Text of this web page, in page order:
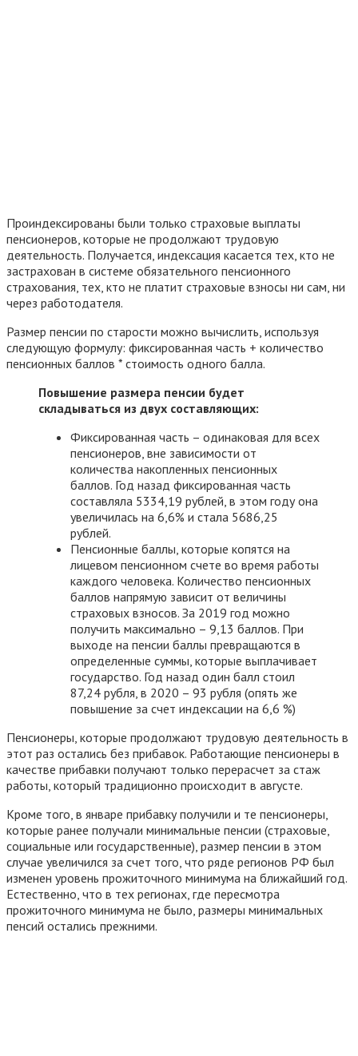
Проиндексированы были только страховые выплаты
пенсионеров, которые не продолжают трудовую
деятельность. Получается, индексация касается тех, кто не
застрахован в системе обязательного пенсионного
страхования, тех, кто не платит страховые взносы ни сам, ни
через работодателя.
Размер пенсии по старости можно вычислить, используя
следующую формулу: фиксированная часть + количество
пенсионных баллов * стоимость одного балла.
Повышение размера пенсии будет
складываться из двух составляющих:
Фиксированная часть – одинаковая для всех
пенсионеров, вне зависимости от
количества накопленных пенсионных
баллов. Год назад фиксированная часть
составляла 5334,19 рублей, в этом году она
увеличилась на 6,6% и стала 5686,25
рублей.
Пенсионные баллы, которые копятся на
лицевом пенсионном счете во время работы
каждого человека. Количество пенсионных
баллов напрямую зависит от величины
страховых взносов. За 2019 год можно
получить максимально – 9,13 баллов. При
выходе на пенсии баллы превращаются в
определенные суммы, которые выплачивает
государство. Год назад один балл стоил
87,24 рубля, в 2020 – 93 рубля (опять же
повышение за счет индексации на 6,6 %)
Пенсионеры, которые продолжают трудовую деятельность в
этот раз остались без прибавок. Работающие пенсионеры в
качестве прибавки получают только перерасчет за стаж
работы, который традиционно происходит в августе.
Кроме того, в январе прибавку получили и те пенсионеры,
которые ранее получали минимальные пенсии (страховые,
социальные или государственные), размер пенсии в этом
случае увеличился за счет того, что ряде регионов РФ был
изменен уровень прожиточного минимума на ближайший год.
Естественно, что в тех регионах, где пересмотра
прожиточного минимума не было, размеры минимальных
пенсий остались прежними.